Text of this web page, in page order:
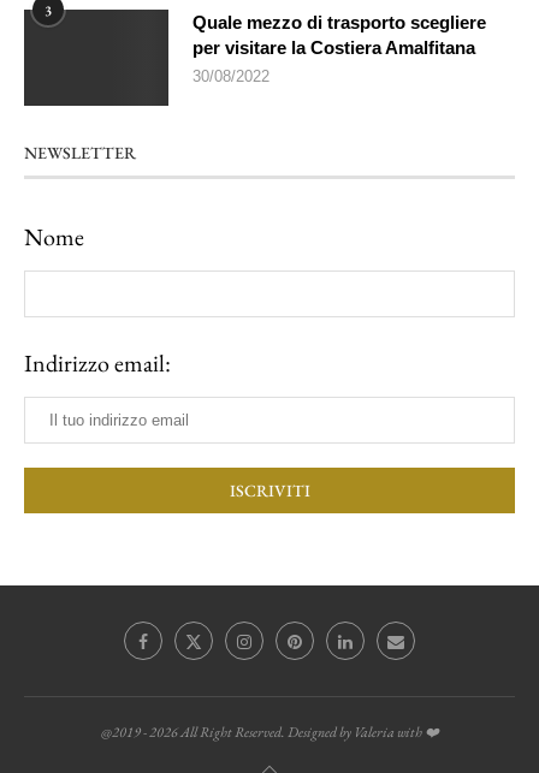
3
Quale mezzo di trasporto scegliere
per visitare la Costiera Amalfitana
30/08/2022
NEWSLETTER
Nome
Indirizzo email:
@2019 - 2026 All Right Reserved. Designed by Valeria with ❤️